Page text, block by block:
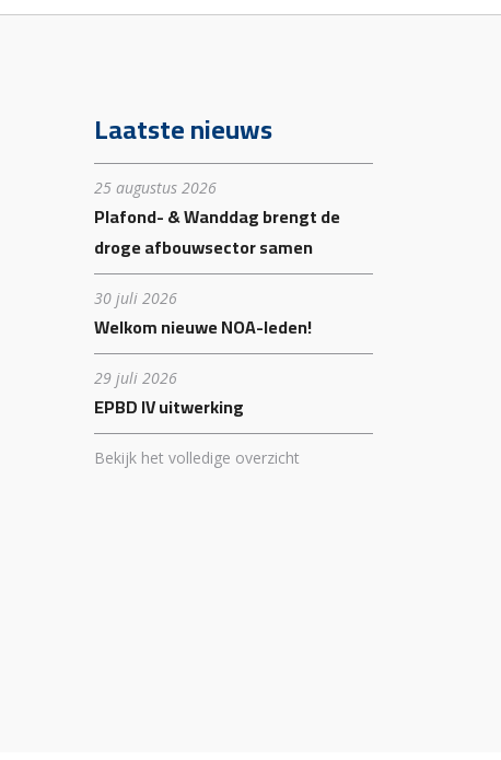
Laatste nieuws
25 augustus 2026
Plafond- & Wanddag brengt de
droge afbouwsector samen
30 juli 2026
Welkom nieuwe NOA-leden!
29 juli 2026
EPBD IV uitwerking
Bekijk het volledige overzicht